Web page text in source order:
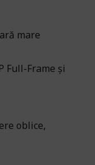
mare
Full-Frame și
oblice,